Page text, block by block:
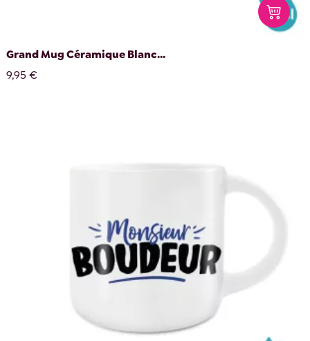
Grand Mug Céramique Blanc...
9,95 €